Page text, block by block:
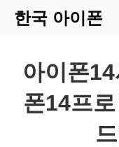
한국 아이폰
아이폰
폰14프